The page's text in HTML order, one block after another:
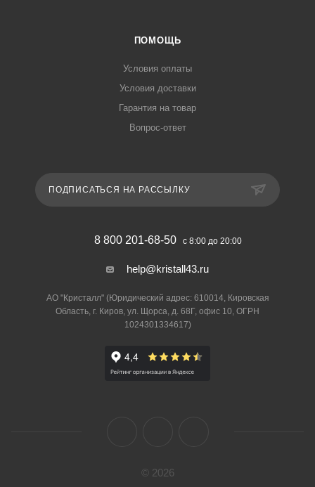
ПОМОЩЬ
Условия оплаты
Условия доставки
Гарантия на товар
Вопрос-ответ
ПОДПИСАТЬСЯ НА РАССЫЛКУ
8 800 201-68-50 с 8:00 до 20:00
help@kristall43.ru
АО "Кристалл" (Юридический адрес: 610014, Кировская
Область, г. Киров, ул. Щорса, д. 68Г, офис 10, ОГРН
1024301334617)
© 2026